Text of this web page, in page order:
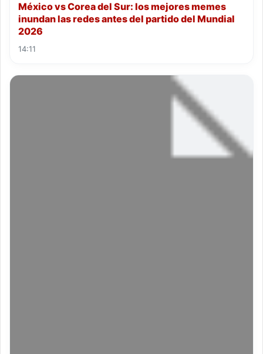
México vs Corea del Sur: los mejores memes
inundan las redes antes del partido del Mundial
2026
14:11